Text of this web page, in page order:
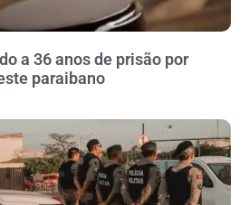
a 36 anos de prisão por
paraibano